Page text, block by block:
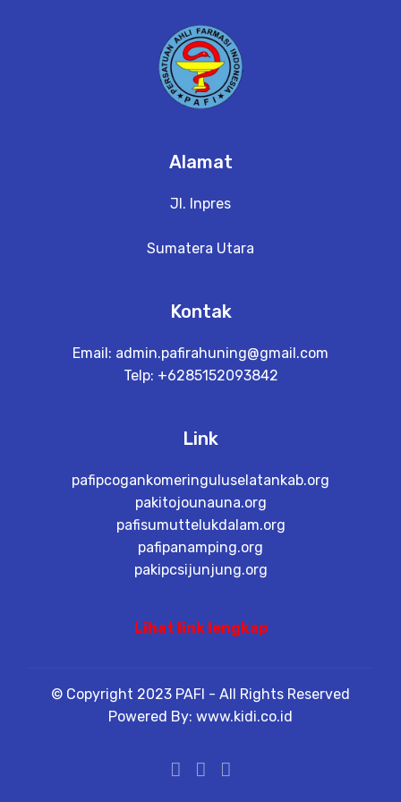
Alamat
Jl. Inpres
Sumatera Utara
Kontak
Email: admin.pafirahuning@gmail.com
Telp: +6285152093842
Link
pafipcogankomeringuluselatankab.org
pakitojounauna.org
pafisumuttelukdalam.org
pafipanamping.org
pakipcsijunjung.org
Lihat link lengkap
© Copyright 2023 PAFI - All Rights Reserved
Powered By: www.kidi.co.id